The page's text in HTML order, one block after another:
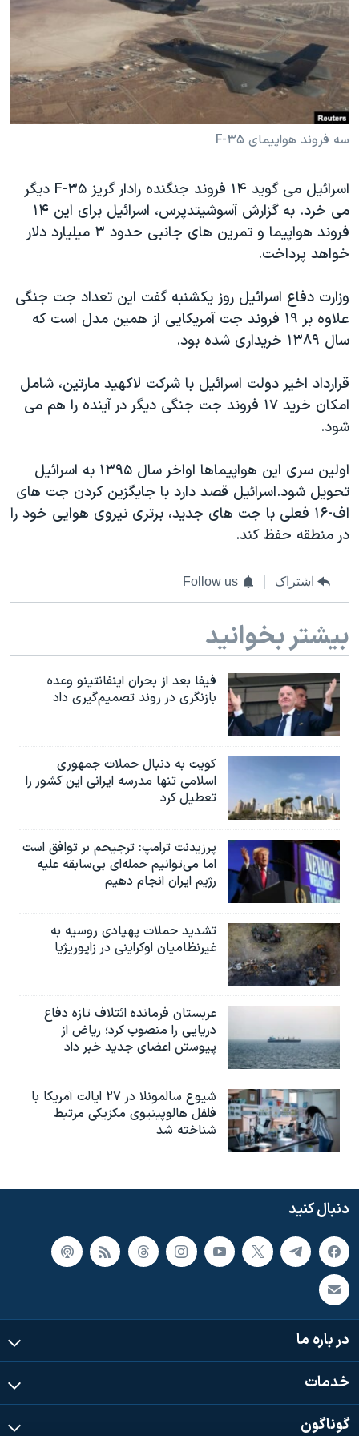
فرهنگ و زندگی
حقوق شهروندی
اقتصادی
علم و فناوری
اسرائیل در جنگ
آرشیو پخش زنده
مستندها
انتخابات ریاست جمهوری آمریکا ۲۰۲۴
حمله جمهوری اسلامی به اسرائیل
ورزش زنان در ایران
مجموعه مستندهای دادخواهی
تریبونال مردمی آبان ۹۸
دادگاه حمید نوری
قانون شفافیت دارائی کادر رهبری ایران
اعتراضات مردمی آبان ۹۸
نرگس محمدی برنده جایزه نوبل صلح
سفر پرزیدنت ترامپ به چین
دنبال کنید
زبانهای مختلف
سه فروند هواپیمای F-۳۵
اسرائیل می گوید ۱۴ فروند جنگنده رادار گریز F-۳۵ دیگر
می خرد. به گزارش آسوشیتدپرس، اسرائیل برای این ۱۴
فروند هواپیما و تمرین های جانبی حدود ۳ میلیارد دلار
خواهد پرداخت.
وزارت دفاع اسرائیل روز یکشنبه گفت این تعداد جت جنگی
علاوه بر ۱۹ فروند جت آمریکایی از همین مدل است که
سال ۱۳۸۹ خریداری شده بود.
قرارداد اخیر دولت اسرائیل با شرکت لاکهید مارتین، شامل
امکان خرید ۱۷ فروند جت جنگی دیگر در آینده را هم می
شود.
​اولین سری این هواپیماها اواخر سال ۱۳۹۵ به اسرائیل
تحویل شود.اسرائیل قصد دارد با جایگزین کردن جت های
اف-۱۶ فعلی با جت های جدید، برتری نیروی هوایی خود را
در منطقه حفظ کند.
اشتراک Follow us
بیشتر بخوانید
فیفا بعد از بحران اینفانتینو وعده
بازنگری در روند تصمیم‌گیری داد
کویت به دنبال حملات جمهوری
اسلامی تنها مدرسه ایرانی این کشور را
تعطیل کرد
پرزیدنت ترامپ: ترجیحم بر توافق است
اما می‌توانیم حمله‌ای بی‌سابقه علیه
رژیم ایران انجام دهیم
تشدید حملات پهپادی روسیه به
غیرنظامیان اوکراینی در زاپوریژیا
عربستان فرمانده ائتلاف تازه دفاع
دریایی را منصوب کرد؛ ریاض از
پیوستن اعضای جدید خبر داد
شیوع سالمونلا در ۲۷ ایالت آمریکا با
فلفل هالوپینیوی مکزیکی مرتبط
شناخته شد
دنبال کنید
در باره ما
خدمات
گوناگون